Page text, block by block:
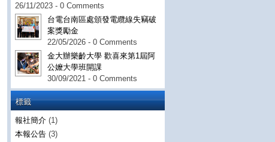
26/11/2023 - 0 Comments
台電台南區處頒發電纜線失竊破
案獎勵金
22/05/2026 - 0 Comments
金大辦樂齡大學 歡喜來第1屆阿
公嬤大學班開課
30/09/2021 - 0 Comments
標籤
報社簡介 (1)
本報公告 (3)